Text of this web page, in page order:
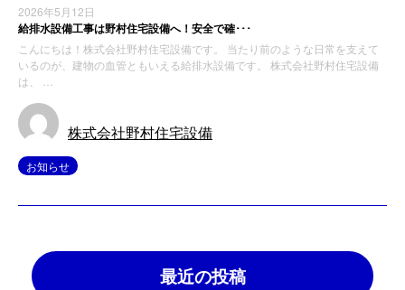
2026年5月12日
給排水設備工事は野村住宅設備へ！安全で確･･･
こんにちは！株式会社野村住宅設備です。 当たり前のような日常を支えて
いるのが、建物の血管ともいえる給排水設備です。 株式会社野村住宅設備
は、 …
株式会社野村住宅設備
お知らせ
最近の投稿